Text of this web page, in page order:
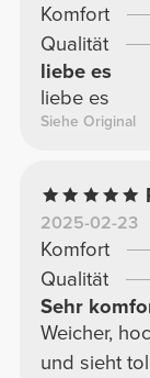
Komfort
Qualität
liebe es
liebe es
Siehe Original
2025-02-23
Komfort
Qualität
Sehr
Weicher,
und sieht